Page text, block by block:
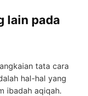
lain pada
tata cara
hal-hal yang
ibadah aqiqah.